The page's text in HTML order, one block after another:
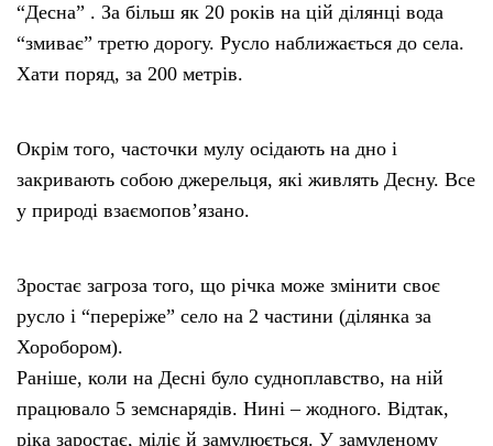
“Десна” . За більш як 20 років на цій ділянці вода
“змиває” третю дорогу. Русло наближається до села.
Хати поряд, за 200 метрів.
Окрім того, часточки мулу осідають на дно і
закривають собою джерельця, які живлять Десну. Все
у природі взаємопов’язано.
Зростає загроза того, що річка може змінити своє
русло і “переріже” село на 2 частини (ділянка за
Хоробором).
Раніше, коли на Десні було судноплавство, на ній
працювало 5 земснарядів. Нині – жодного. Відтак,
ріка заростає, міліє й замулюється. У замуленому